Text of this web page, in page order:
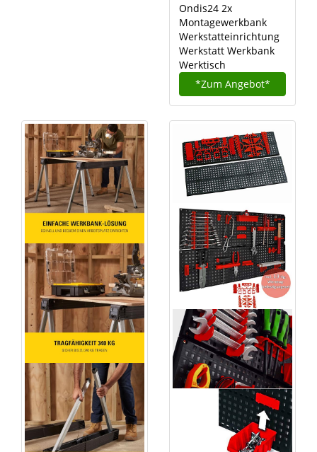
Ondis24 2x
Montagewerkbank
Werkstatteinrichtung
Werkstatt Werkbank
Werktisch
*Zum Angebot*